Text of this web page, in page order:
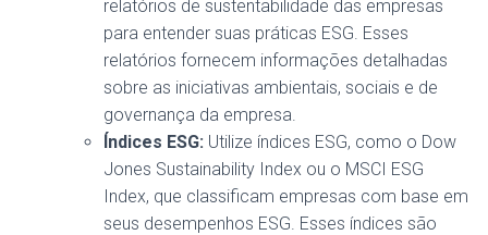
relatórios de sustentabilidade das empresas
para entender suas práticas ESG. Esses
relatórios fornecem informações detalhadas
sobre as iniciativas ambientais, sociais e de
governança da empresa.
Índices ESG: Utilize índices ESG, como o Dow
Jones Sustainability Index ou o MSCI ESG
Index, que classificam empresas com base em
seus desempenhos ESG. Esses índices são